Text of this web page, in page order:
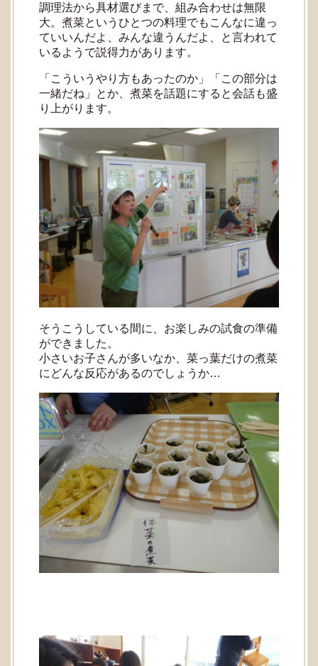
調理法から具材選びまで、組み合わせは無限
大。煮菜というひとつの料理でもこんなに違っ
ていいんだよ、みんな違うんだよ、と言われて
いるようで説得力があります。
「こういうやり方もあったのか」「この部分は
一緒だね」とか、煮菜を話題にすると会話も盛
り上がります。
そうこうしている間に、お楽しみの試食の準備
ができました。
小さいお子さんが多いなか、菜っ葉だけの煮菜
にどんな反応があるのでしょうか…